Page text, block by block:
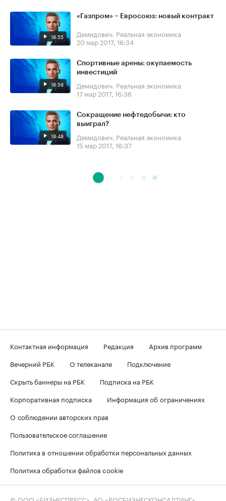
18:55
«Газпром» – Евросоюз: новый контракт
Демидович. Реальная экономика
20 мар 2017, 16:34
18:58
Спортивные арены: окупаемость
инвестиций
Демидович. Реальная экономика
17 мар 2017, 16:36
18:48
Сокращение нефтедобычи: кто
выиграл?
Демидович. Реальная экономика
15 мар 2017, 16:37
Контактная информация Редакция
Архив программ
Вечерний РБК
О телеканале
Подключение
Скрыть баннеры на РБК
Подписка на РБК
Корпоративная подписка
Информация об ограничениях
О соблюдении авторских прав
Пользовательское соглашение
Политика в отношении обработки персональных данных
Политика обработки файлов cookie